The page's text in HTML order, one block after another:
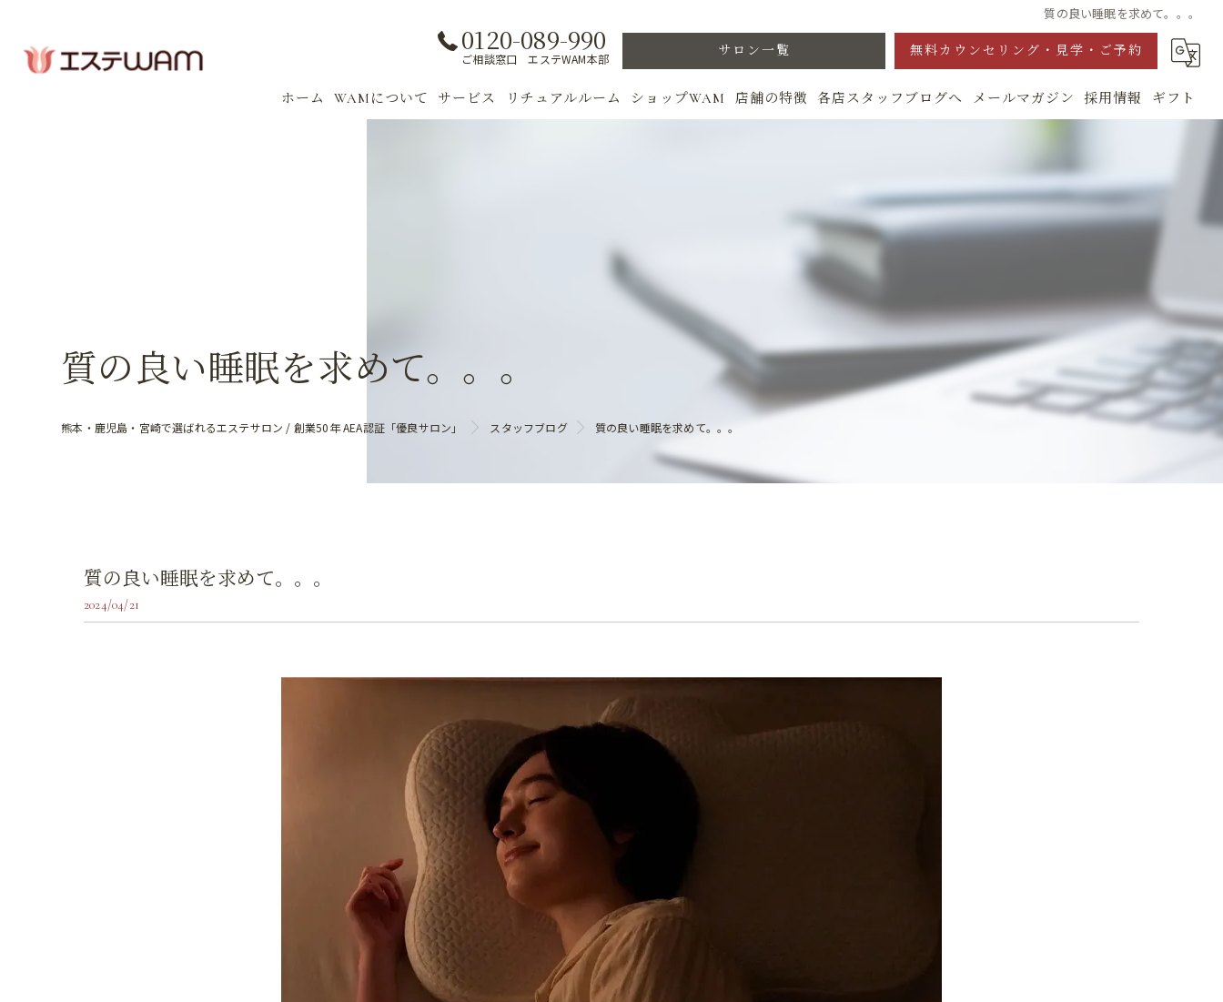
質の良い睡眠を求めて。。。
0120-089-990
ご相談窓口 エステWAM本部
サロン一覧 無料カウンセリング・見学・ご予約
ホーム WAMについて サービス
女性専用フィットネス
リチュアルルーム ショップWAM 店舗の特徴
スキンケア
各店スタッフブログへ メールマガジン 採用情報 ギフト
質の良い睡眠を求めて。。。
熊本・鹿児島・宮崎で選ばれるエステサロン / 創業50年 AEA認証「優良サロン」 スタッフブログ 質の良い睡眠を求めて。。。
質の良い睡眠を求めて。。。
2024/04/21